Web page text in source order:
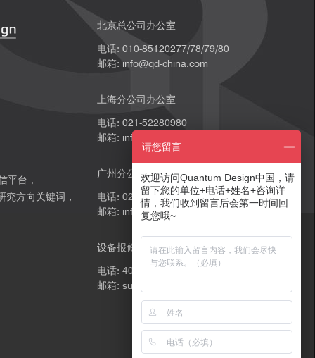
平台，
究方向关键词，
北京总公司办公室
电话: 010-85120277/78/79/80
邮箱: info@qd-china.com
上海分公司办公室
电话: 021-52280980
邮箱: info@qd-china.com
广州分公司办公室
电话: 020-89202739
邮箱: info@qd-china.com
设备报修
电话: 4001669018
邮箱: support@qd-china.com
请您留言
欢迎访问Quantum Design中国，请
留下您的单位+电话+姓名+咨询详
情，我们收到留言后会第一时间回
复您哦~